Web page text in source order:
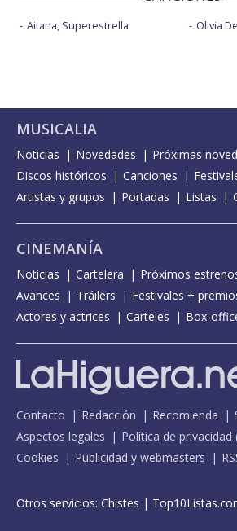
Aitana, Superestrella Olivia
MUSICALIA
Noticias Novedades
Próximas
Discos históricos
Canciones
Artistas y grupos
Portadas Listas
CINEMANÍA
Noticias Cartelera Próximos
Avances
Tráilers
Festivales +
Actores y actrices
Carteles Box-
Contacto Redacción Recomienda
Aspectos legales
Política de privacidad
Cookies
Publicidad y webmasters
Otros servicios: Chistes |